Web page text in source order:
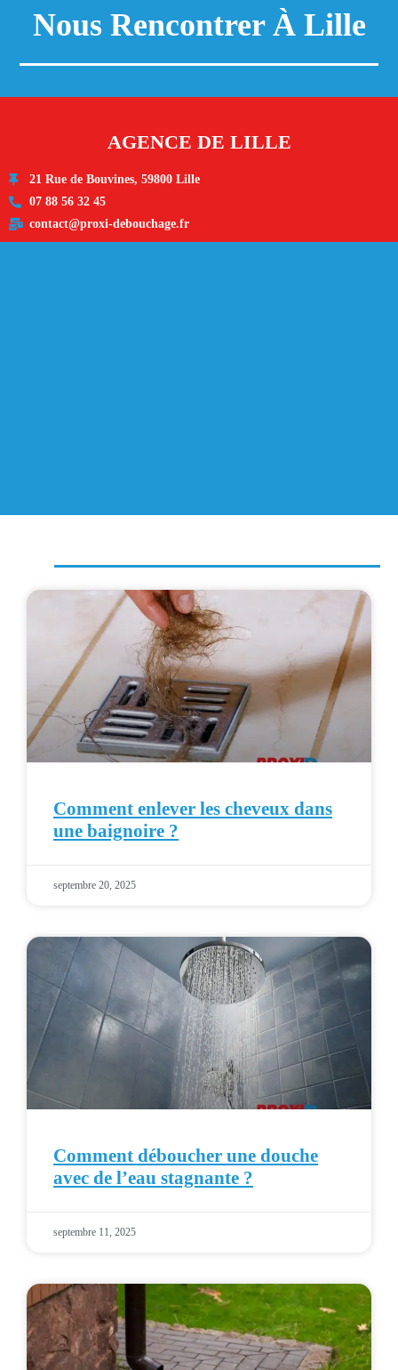
Nous Rencontrer À Lille
AGENCE DE LILLE
21 Rue de Bouvines, 59800 Lille
07 88 56 32 45
contact@proxi-debouchage.fr
Comment enlever les cheveux dans
une baignoire ?
septembre 20, 2025
Comment déboucher une douche
avec de l’eau stagnante ?
septembre 11, 2025